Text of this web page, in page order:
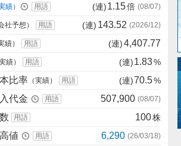
績） 用語 (連)1.15倍 (08/07)
社予想） 用語 (連) 143.52 (2026/12)
績） 用語 (連)4,407.77
績） 用語 (連)1.83%
比率 （実績） 用語 (連)70.5%
代金 用語 507,900 (08/07)
用語 100株
値 用語 6,290 (26/03/18)